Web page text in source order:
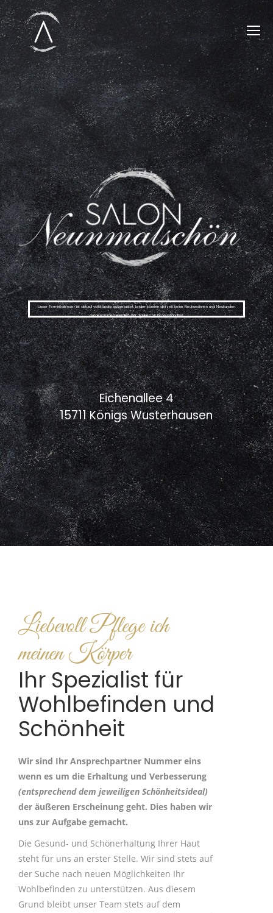
Eichenallee 4
15711 Königs Wusterhausen
Unser Terminkalender ist aktuell vollständig ausgelastet. Leider können derzeit keine Neukundinnen und Neukunden
aufgenommen werden. Wir danken für Ihr Verständnis!
Liebevoll Pflege ich
meinen Körper
Ihr Spezialist für
Wohlbefinden und
Schönheit
Wir sind Ihr Ansprechpartner Nummer eins
wenn es um die Erhaltung und Verbesserung
(entsprechend dem jeweiligen Schönheitsideal)
der äußeren Erscheinung geht. Dies haben wir
uns zur Aufgabe gemacht.
Die Gesund- und Schönerhaltung Ihrer Haut
steht für uns an erster Stelle. Wir sind stets auf
der Suche nach neuen Möglichkeiten Ihr
Wohlbefinden zu unterstützen. Aus diesem
Grund bleibt unser Team stets auf dem